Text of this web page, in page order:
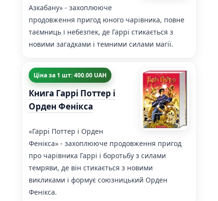
Азкабану» - захоплююче
продовження пригод юного чарівника, повне
таємниць і небезпек, де Гаррі стикається з
новими загадками і темними силами магії.
Ціна за 1 шт: 400.00 UAH
Книга Гаррі Поттер і
Орден Фенікса
«Гаррі Поттер і Орден
Фенікса» - захоплююче продовження пригод
про чарівника Гаррі і боротьбу з силами
темряви, де він стикається з новими
викликами і формує союзницький Орден
Фенікса.